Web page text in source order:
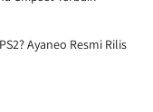
Ayaneo Resmi Rilis